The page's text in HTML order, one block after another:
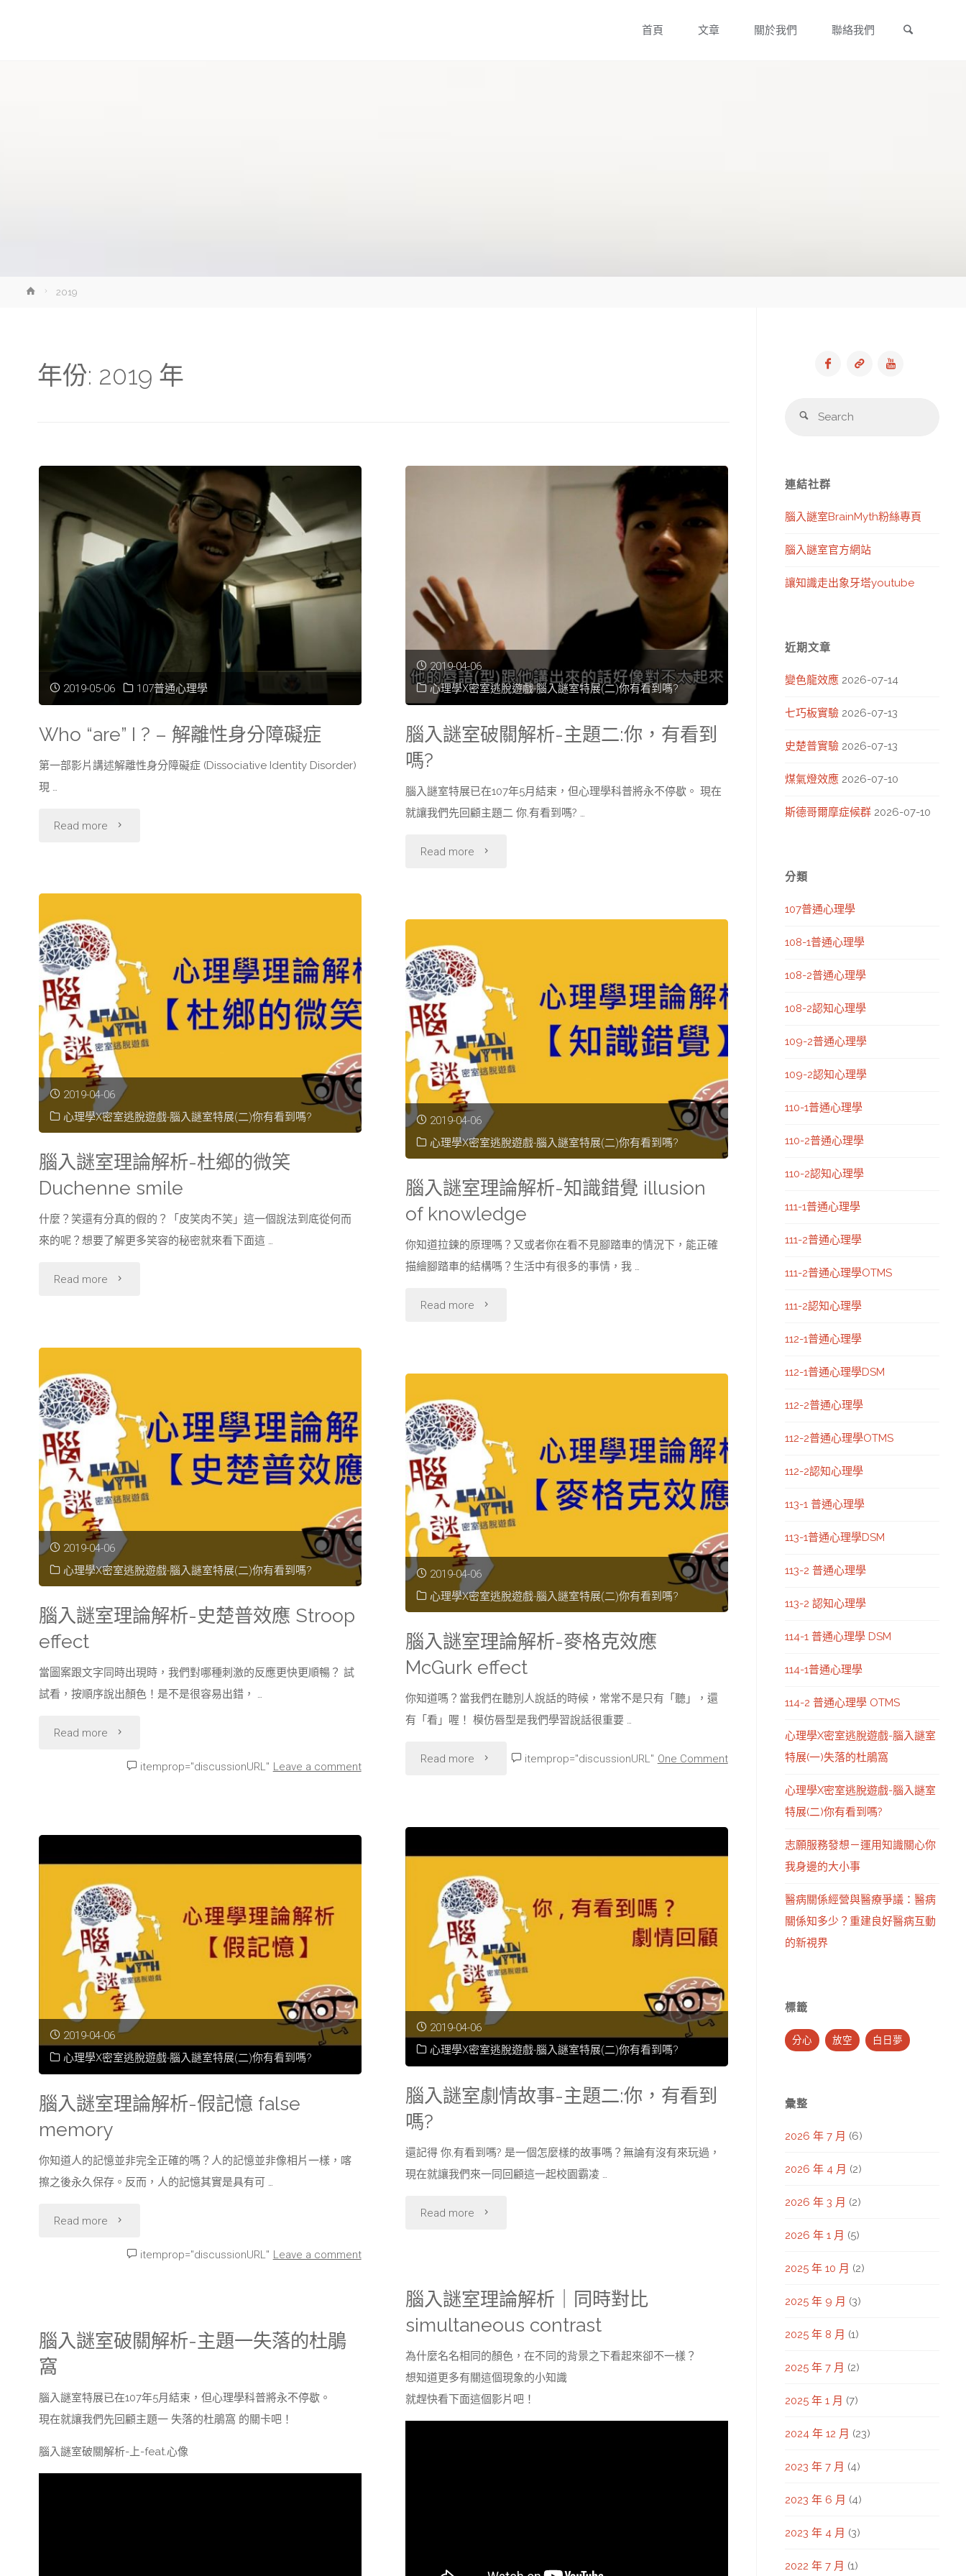
首頁 文章 關於我們 聯絡我們
Home2019
年份: 2019 年
2019-05-06 107普通心理學
Who “are” I ? – 解離性身分障礙症
第一部影片講述解離性身分障礙症 (Dissociative Identity Disorder)
現 …
Read more "Who
–
解
離
性
分
症"
2019-04-06
心理學X密室逃脫遊戲-腦入謎室特展(二)你有看到嗎?
腦入謎室破關解析-主題二:你，有看到
嗎?
腦入謎室特展已在107年5月結束，但心理學科普將永不停歇。 現在
就讓我們先回顧主題二 你,有看到嗎? …
Read more "腦
破
關
解
析-
題
你，
有
看
到
2019-04-06
心理學X密室逃脫遊戲-腦入謎室特展(二)你有看到嗎?
腦入謎室理論解析-杜鄉的微笑
Duchenne smile
什麼？笑還有分真的假的？「皮笑肉不笑」這一個說法到底從何而
來的呢？想要了解更多笑容的秘密就來看下面這 …
Read more "腦
理
論
解
析-
鄉
笑
Duchenne
smile"
2019-04-06
心理學X密室逃脫遊戲-腦入謎室特展(二)你有看到嗎?
腦入謎室理論解析-知識錯覺 illusion
of knowledge
你知道拉鍊的原理嗎？又或者你在看不見腳踏車的情況下，能正確
描繪腳踏車的結構嗎？生活中有很多的事情，我 …
Read more "腦
理
論
解
析-
識
illusion
of
knowledge"
2019-04-06
心理學X密室逃脫遊戲-腦入謎室特展(二)你有看到嗎?
腦入謎室理論解析-史楚普效應 Stroop
effect
當圖案跟文字同時出現時，我們對哪種刺激的反應更快更順暢？ 試
試看，按順序說出顏色！是不是很容易出錯， …
Read more "腦
論
解
析-
史
楚
普
effect"
itemprop="discussionURL" Leave a comment
2019-04-06
心理學X密室逃脫遊戲-腦入謎室特展(二)你有看到嗎?
腦入謎室理論解析-麥格克效應
McGurk effect
你知道嗎？當我們在聽別人說話的時候，常常不是只有「聽」，還
有「看」喔！ 模仿唇型是我們學習說話很重要 …
Read more "腦
室
理
論
解
析-
麥
格
應
McGurk
effect"
itemprop="discussionURL" One Comment
2019-04-06
心理學X密室逃脫遊戲-腦入謎室特展(二)你有看到嗎?
腦入謎室劇情故事-主題二:你，有看到
嗎?
還記得 你,有看到嗎? 是一個怎麼樣的故事嗎？無論有沒有來玩過，
現在就讓我們來一同回顧這一起校園霸凌 …
Read more "腦
室
情
故
2019-04-06
心理學X密室逃脫遊戲-腦入謎室特展(二)你有看到嗎?
腦入謎室理論解析-假記憶 false
memory
你知道人的記憶並非完全正確的嗎？人的記憶並非像相片一樣，喀
擦之後永久保存。反而，人的記憶其實是具有可 …
Read more "腦
理
解
析-
假
itemprop="discussionURL" Leave a comment
腦入謎室理論解析｜同時對比
simultaneous contrast
為什麼名名相同的顏色，在不同的背景之下看起來卻不一樣？
想知道更多有關這個現象的小知識
就趕快看下面這個影片吧！
腦入謎室破關解析-主題一失落的杜鵑
窩
腦入謎室特展已在107年5月結束，但心理學科普將永不停歇。
現在就讓我們先回顧主題一 失落的杜鵑窩 的關卡吧！
腦入謎室破關解析-上-feat.心像
Search
連結社群
腦入謎室BrainMyth粉絲專頁
腦入謎室官方網站
讓知識走出象牙塔youtube
近期文章
變色龍效應 2026-07-14
七巧板實驗 2026-07-13
史楚普實驗 2026-07-13
煤氣燈效應 2026-07-10
斯德哥爾摩症候群 2026-07-10
分類
107普通心理學
108-1普通心理學
108-2普通心理學
108-2認知心理學
109-2普通心理學
109-2認知心理學
110-1普通心理學
110-2普通心理學
110-2認知心理學
111-1普通心理學
111-2普通心理學
111-2普通心理學OTMS
111-2認知心理學
112-1普通心理學
112-1普通心理學DSM
112-2普通心理學
112-2普通心理學OTMS
112-2認知心理學
113-1 普通心理學
113-1普通心理學DSM
113-2 普通心理學
113-2 認知心理學
114-1 普通心理學 DSM
114-1普通心理學
114-2 普通心理學 OTMS
心理學X密室逃脫遊戲-腦入謎室
特展(一)失落的杜鵑窩
心理學X密室逃脫遊戲-腦入謎室
特展(二)你有看到嗎?
志願服務發想－運用知識關心你
我身邊的大小事
醫病關係經營與醫療爭議：醫病
關係知多少？重建良好醫病互動
的新視界
標籤
分心 放空 白日夢
彙整
2026 年 7 月 (6)
2026 年 4 月 (2)
2026 年 3 月 (2)
2026 年 1 月 (5)
2025 年 10 月 (2)
2025 年 9 月 (3)
2025 年 8 月 (1)
2025 年 7 月 (2)
2025 年 1 月 (7)
2024 年 12 月 (23)
2023 年 7 月 (4)
2023 年 6 月 (4)
2023 年 4 月 (3)
2022 年 7 月 (1)